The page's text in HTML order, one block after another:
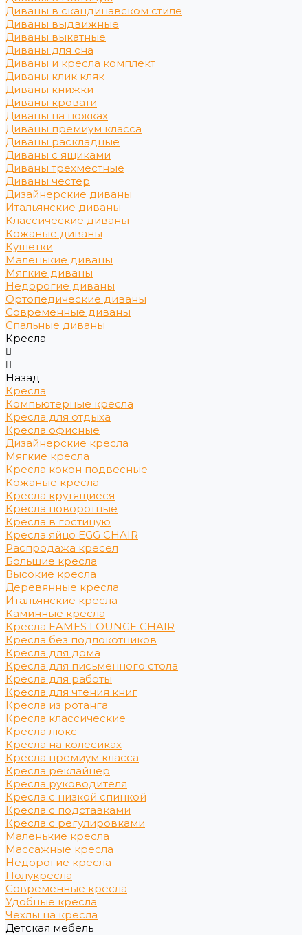
Диваны в скандинавском стиле
Диваны выдвижные
Диваны выкатные
Диваны для сна
Диваны и кресла комплект
Диваны клик кляк
Диваны книжки
Диваны кровати
Диваны на ножках
Диваны премиум класса
Диваны раскладные
Диваны с ящиками
Диваны трехместные
Диваны честер
Дизайнерские диваны
Итальянские диваны
Классические диваны
Кожаные диваны
Кушетки
Маленькие диваны
Мягкие диваны
Недорогие диваны
Ортопедические диваны
Современные диваны
Спальные диваны
Кресла
Назад
Кресла
Компьютерные кресла
Кресла для отдыха
Кресла офисные
Дизайнерские кресла
Мягкие кресла
Кресла кокон подвесные
Кожаные кресла
Кресла крутящиеся
Кресла поворотные
Кресла в гостиную
Кресла яйцо EGG CHAIR
Распродажа кресел
Большие кресла
Высокие кресла
Деревянные кресла
Итальянские кресла
Каминные кресла
Кресла EAMES LOUNGE CHAIR
Кресла без подлокотников
Кресла для дома
Кресла для письменного стола
Кресла для работы
Кресла для чтения книг
Кресла из ротанга
Кресла классические
Кресла люкс
Кресла на колесиках
Кресла премиум класса
Кресла реклайнер
Кресла руководителя
Кресла с низкой спинкой
Кресла с подставками
Кресла с регулировками
Маленькие кресла
Массажные кресла
Недорогие кресла
Полукресла
Современные кресла
Удобные кресла
Чехлы на кресла
Детская мебель